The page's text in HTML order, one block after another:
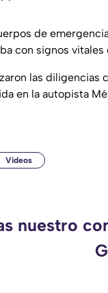
de
con signos
las
en la autopista
Videos
nuestro